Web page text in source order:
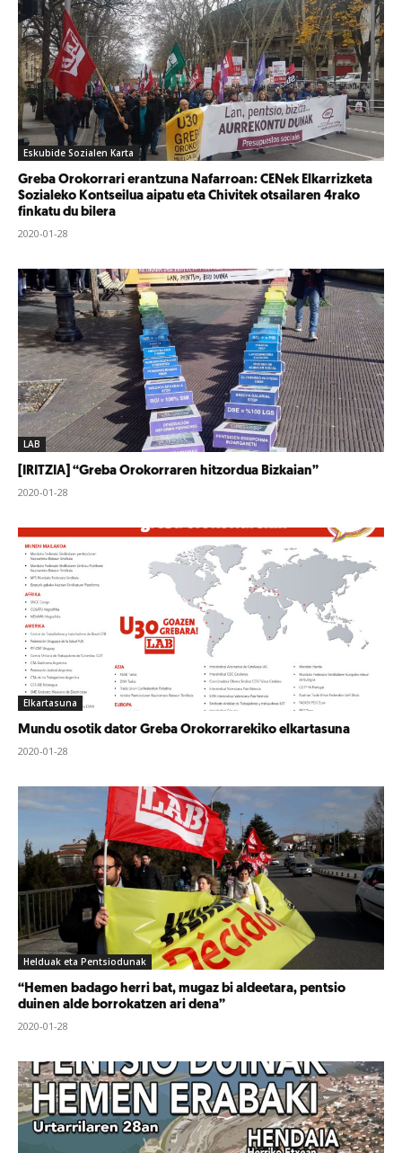
Eskubide Sozialen Karta
Greba Orokorrari erantzuna Nafarroan: CENek Elkarrizketa
Sozialeko Kontseilua aipatu eta Chivitek otsailaren 4rako
finkatu du bilera
2020-01-28
LAB
[IRITZIA] “Greba Orokorraren hitzordua Bizkaian”
2020-01-28
Elkartasuna
Mundu osotik dator Greba Orokorrarekiko elkartasuna
2020-01-28
Helduak eta Pentsiodunak
“Hemen badago herri bat, mugaz bi aldeetara, pentsio
duinen alde borrokatzen ari dena”
2020-01-28